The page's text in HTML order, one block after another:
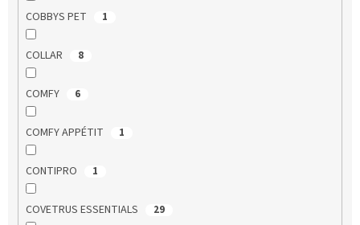
COBBYS PET 1
COLLAR 8
COMFY 6
COMFY APPÉTIT 1
CONTIPRO 1
COVETRUS ESSENTIALS 29